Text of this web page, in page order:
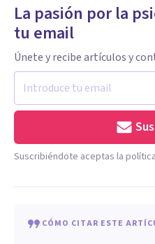
La pasión por la
tu email
Únete y recibe artículos y
Suscribiéndote aceptas la
CÓMO CITAR ESTE